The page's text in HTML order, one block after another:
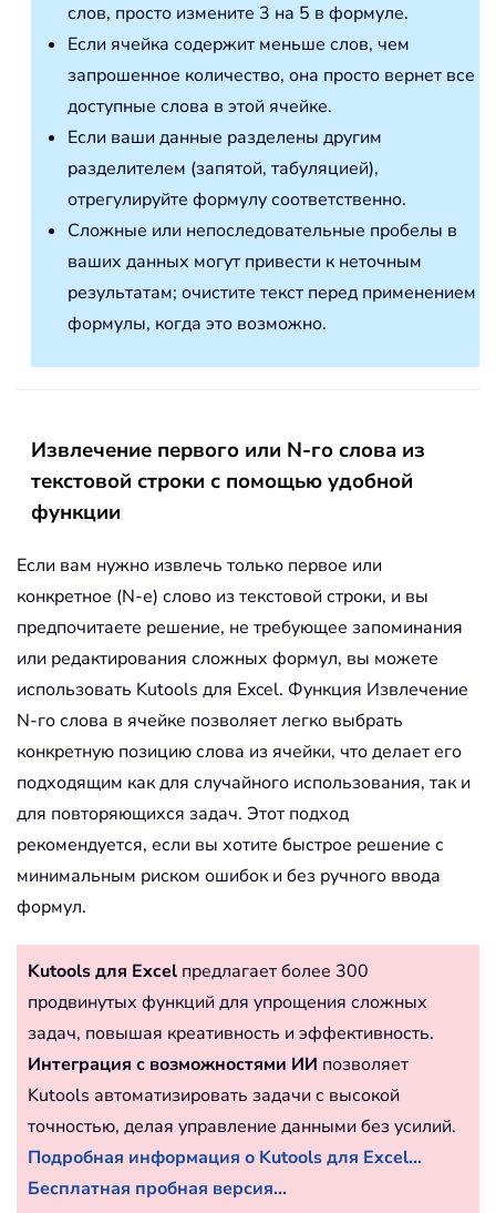
слов, просто измените 3 на 5 в формуле.
Если ячейка содержит меньше слов, чем
запрошенное количество, она просто вернет все
доступные слова в этой ячейке.
Если ваши данные разделены другим
разделителем (запятой, табуляцией),
отрегулируйте формулу соответственно.
Сложные или непоследовательные пробелы в
ваших данных могут привести к неточным
результатам; очистите текст перед применением
формулы, когда это возможно.
Извлечение первого или N-го слова из
текстовой строки с помощью удобной
функции
Если вам нужно извлечь только первое или
конкретное (N-е) слово из текстовой строки, и вы
предпочитаете решение, не требующее запоминания
или редактирования сложных формул, вы можете
использовать Kutools для Excel. Функция Извлечение
N-го слова в ячейке позволяет легко выбрать
конкретную позицию слова из ячейки, что делает его
подходящим как для случайного использования, так и
для повторяющихся задач. Этот подход
рекомендуется, если вы хотите быстрое решение с
минимальным риском ошибок и без ручного ввода
формул.
Kutools для Excel предлагает более 300
продвинутых функций для упрощения сложных
задач, повышая креативность и эффективность.
Интеграция с возможностями ИИ позволяет
Kutools автоматизировать задачи с высокой
точностью, делая управление данными без усилий.
Подробная информация о Kutools для Excel...
Бесплатная пробная версия...